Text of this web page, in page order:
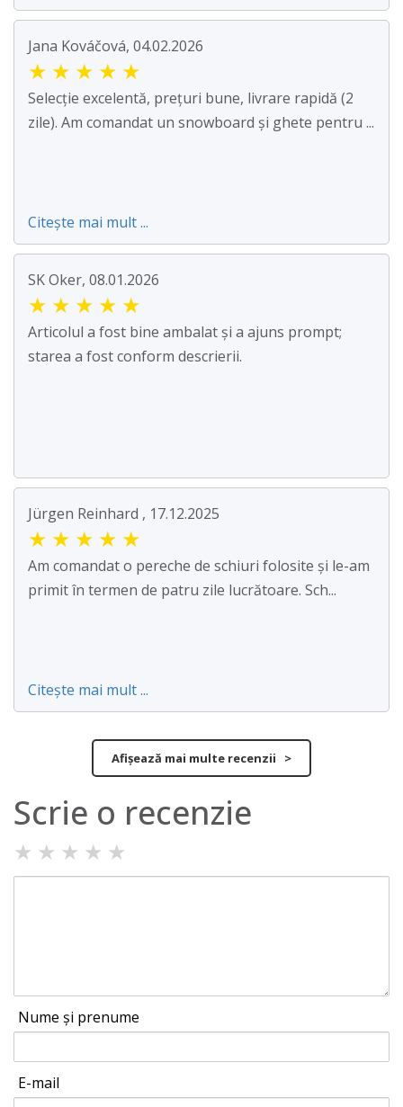
Jana Kováčová, 04.02.2026
★ ★ ★ ★ ★
Selecție excelentă, prețuri bune, livrare rapidă (2
zile). Am comandat un snowboard și ghete pentru ...
Citește mai mult ...
SK Oker, 08.01.2026
★ ★ ★ ★ ★
Articolul a fost bine ambalat și a ajuns prompt;
starea a fost conform descrierii.
Jürgen Reinhard , 17.12.2025
★ ★ ★ ★ ★
Am comandat o pereche de schiuri folosite și le-am
primit în termen de patru zile lucrătoare. Sch...
Citește mai mult ...
Afișează mai multe recenzii >
Scrie o recenzie
★ ★ ★ ★ ★
Nume și prenume
E-mail